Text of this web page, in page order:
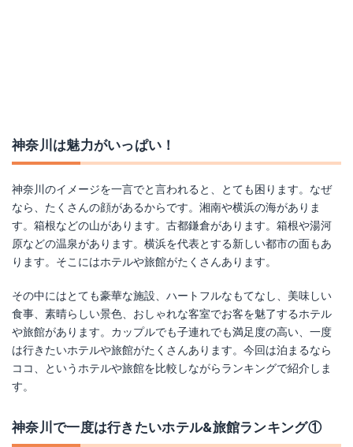
神奈川は魅力がいっぱい！
神奈川のイメージを一言でと言われると、とても困ります。なぜ
なら、たくさんの顔があるからです。湘南や横浜の海がありま
す。箱根などの山があります。古都鎌倉があります。箱根や湯河
原などの温泉があります。横浜を代表とする新しい都市の面もあ
ります。そこにはホテルや旅館がたくさんあります。
その中にはとても豪華な施設、ハートフルなもてなし、美味しい
食事、素晴らしい景色、おしゃれな客室でお客を魅了するホテル
や旅館があります。カップルでも子連れでも満足度の高い、一度
は行きたいホテルや旅館がたくさんあります。今回は泊まるなら
ココ、というホテルや旅館を比較しながらランキングで紹介しま
す。
神奈川で一度は行きたいホテル&旅館ランキング①